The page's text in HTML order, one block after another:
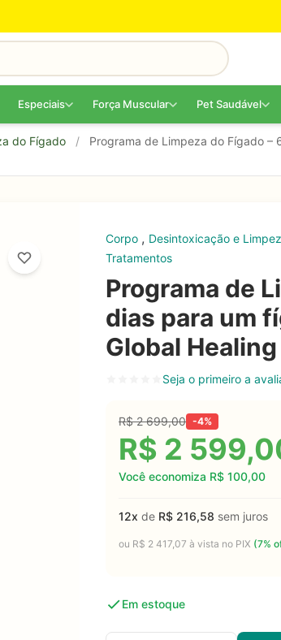
Especiais Força Muscular Pet Saudável
do Fígado /
Programa de Limpeza do Fígado –
Corpo , Desintoxicação e
Tratamentos
Programa de
dias para um
Global
Seja o primeiro a
R$2 699,00 -4%
R$ 2
Você economiza R$ 100,00
12x de R$ 216,58 sem juros
ou R$ 2 417,07 à vista no PIX (7%
Em estoque